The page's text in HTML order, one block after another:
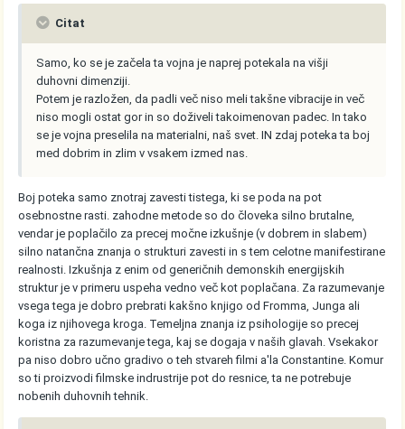
Citat
Samo, ko se je začela ta vojna je naprej potekala na višji
duhovni dimenziji.
Potem je razložen, da padli več niso meli takšne vibracije in več
niso mogli ostat gor in so doživeli takoimenovan padec. In tako
se je vojna preselila na materialni, naš svet. IN zdaj poteka ta boj
med dobrim in zlim v vsakem izmed nas.
Boj poteka samo znotraj zavesti tistega, ki se poda na pot
osebnostne rasti. zahodne metode so do človeka silno brutalne,
vendar je poplačilo za precej močne izkušnje (v dobrem in slabem)
silno natančna znanja o strukturi zavesti in s tem celotne manifestirane
realnosti. Izkušnja z enim od generičnih demonskih energijskih
struktur je v primeru uspeha vedno več kot poplačana. Za razumevanje
vsega tega je dobro prebrati kakšno knjigo od Fromma, Junga ali
koga iz njihovega kroga. Temeljna znanja iz psihologije so precej
koristna za razumevanje tega, kaj se dogaja v naših glavah. Vsekakor
pa niso dobro učno gradivo o teh stvareh filmi a'la Constantine. Komur
so ti proizvodi filmske indrustrije pot do resnice, ta ne potrebuje
nobenih duhovnih tehnik.